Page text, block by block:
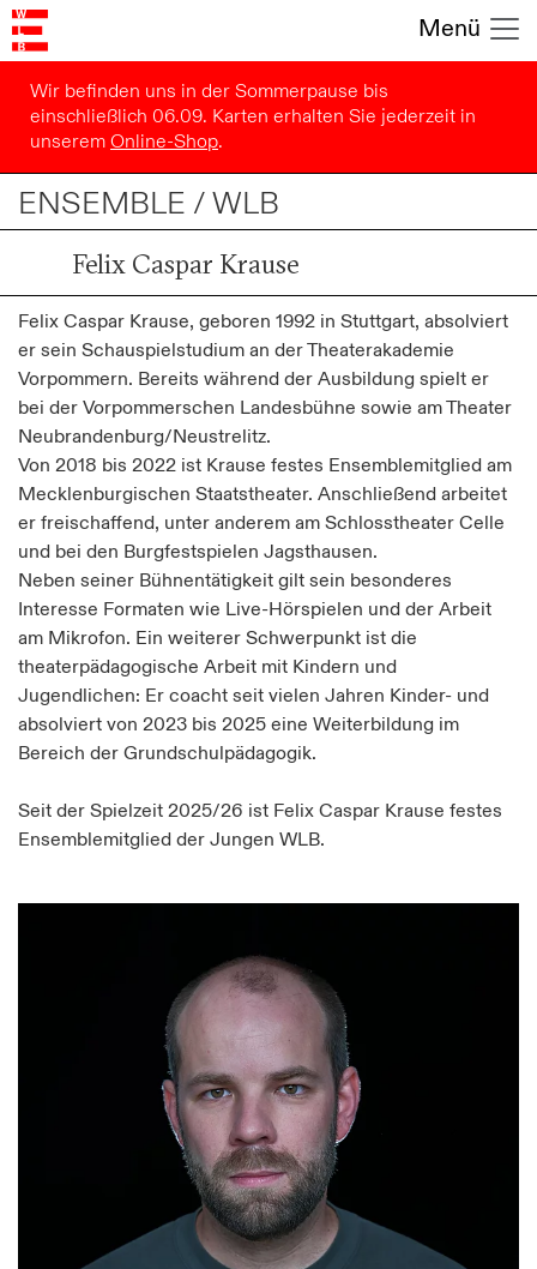
Menü
Wir befinden uns in der Sommerpause bis
einschließlich 06.09. Karten erhalten Sie jederzeit in
unseremOnline-Shop.
ENSEMBLE / WLB
Felix Caspar Krause
Felix Caspar Krause, geboren 1992 in Stuttgart, absolviert
er sein Schauspielstudium an der Theaterakademie
Vorpommern. Bereits während der Ausbildung spielt er
bei der Vorpommerschen Landesbühne sowie am Theater
Neubrandenburg/Neustrelitz.
Von 2018 bis 2022 ist Krause festes Ensemblemitglied am
Mecklenburgischen Staatstheater. Anschließend arbeitet
er freischaffend, unter anderem am Schlosstheater Celle
und bei den Burgfestspielen Jagsthausen.
Neben seiner Bühnentätigkeit gilt sein besonderes
Interesse Formaten wie Live-Hörspielen und der Arbeit
am Mikrofon. Ein weiterer Schwerpunkt ist die
theaterpädagogische Arbeit mit Kindern und
Jugendlichen: Er coacht seit vielen Jahren Kinder- und
absolviert von 2023 bis 2025 eine Weiterbildung im
Bereich der Grundschulpädagogik.
Seit der Spielzeit 2025/26 ist Felix Caspar Krause festes
Ensemblemitglied der Jungen WLB.